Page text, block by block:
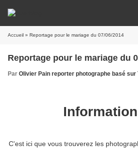
Accueil » Reportage pour le mariage du 07/06/2014
Reportage pour le mariage du
Par Olivier Pain reporter photographe basé sur
C'est ici que vous trouverez les